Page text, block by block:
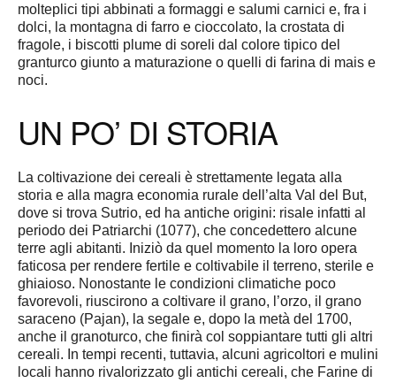
molteplici tipi abbinati a formaggi e salumi carnici e, fra i
dolci, la montagna di farro e cioccolato, la crostata di
fragole, i biscotti plume di soreli dal colore tipico del
granturco giunto a maturazione o quelli di farina di mais e
noci.
UN PO’ DI STORIA
La coltivazione dei cereali è strettamente legata alla
storia e alla magra economia rurale dell’alta Val del But,
dove si trova Sutrio, ed ha antiche origini: risale infatti al
periodo dei Patriarchi (1077), che concedettero alcune
terre agli abitanti. Iniziò da quel momento la loro opera
faticosa per rendere fertile e coltivabile il terreno, sterile e
ghiaioso. Nonostante le condizioni climatiche poco
favorevoli, riuscirono a coltivare il grano, l’orzo, il grano
saraceno (Pajan), la segale e, dopo la metà del 1700,
anche il granoturco, che finirà col soppiantare tutti gli altri
cereali. In tempi recenti, tuttavia, alcuni agricoltori e mulini
locali hanno rivalorizzato gli antichi cereali, che Farine di